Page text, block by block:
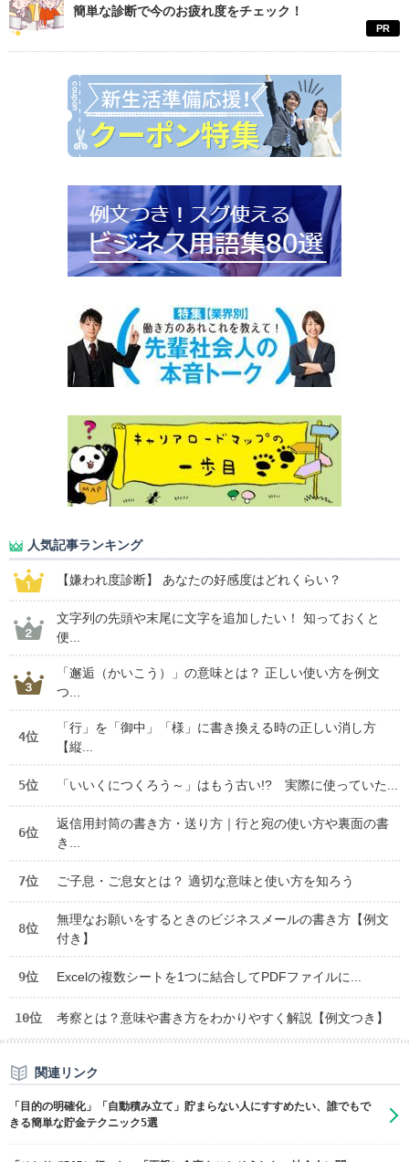
簡単な診断で今のお疲れ度をチェック！
PR
人気記事ランキング
【嫌われ度診断】 あなたの好感度はどれくらい？
文字列の先頭や末尾に文字を追加したい！ 知っておくと
便...
「邂逅（かいこう）」の意味とは？ 正しい使い方を例文
つ...
4位
「行」を「御中」「様」に書き換える時の正しい消し方
【縦...
5位 「いいくにつくろう～」はもう古い!? 実際に使っていた...
6位
返信用封筒の書き方・送り方｜行と宛の使い方や裏面の書
き...
7位 ご子息・ご息女とは？ 適切な意味と使い方を知ろう
8位
無理なお願いをするときのビジネスメールの書き方【例文
付き】
9位 Excelの複数シートを1つに結合してPDFファイルに...
10位 考察とは？意味や書き方をわかりやすく解説【例文つき】
関連リンク
「目的の明確化」「自動積み立て」貯まらない人にすすめたい、誰でもで
きる簡単な貯金テクニック5選